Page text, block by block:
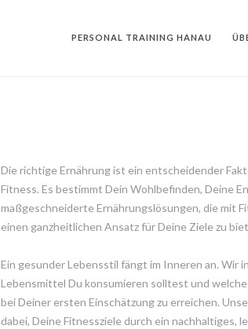
PERSONAL TRAINING HANAU
Die richtige Ernährung ist ein entscheidender
Fitness. Es bestimmt Dein Wohlbefinden, Deine
maßgeschneiderte Ernährungslösungen, die mit
einen ganzheitlichen Ansatz für Deine Ziele zu
Ein gesunder Lebensstil fängt im Inneren an. Wir
Lebensmittel Du konsumieren solltest und
bei Deiner ersten Einschätzung zu erreichen.
dabei, Deine Fitnessziele durch ein nachhaltiges,